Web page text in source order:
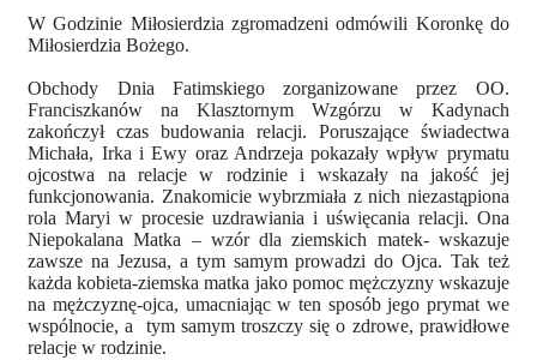
W Godzinie Miłosierdzia zgromadzeni odmówili Koronkę do
Miłosierdzia Bożego.
Obchody Dnia Fatimskiego zorganizowane przez OO.
Franciszkanów na Klasztornym Wzgórzu w Kadynach
zakończył czas budowania relacji. Poruszające świadectwa
Michała, Irka i Ewy oraz Andrzeja pokazały wpływ prymatu
ojcostwa na relacje w rodzinie i wskazały na jakość jej
funkcjonowania. Znakomicie wybrzmiała z nich niezastąpiona
rola Maryi w procesie uzdrawiania i uświęcania relacji. Ona
Niepokalana Matka – wzór dla ziemskich matek- wskazuje
zawsze na Jezusa, a tym samym prowadzi do Ojca. Tak też
każda kobieta-ziemska matka jako pomoc mężczyzny wskazuje
na mężczyznę-ojca, umacniając w ten sposób jego prymat we
wspólnocie, a tym samym troszczy się o zdrowe, prawidłowe
relacje w rodzinie.